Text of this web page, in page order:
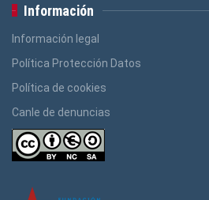
Información
Información legal
Política Protección Datos
Política de cookies
Canle de denuncias